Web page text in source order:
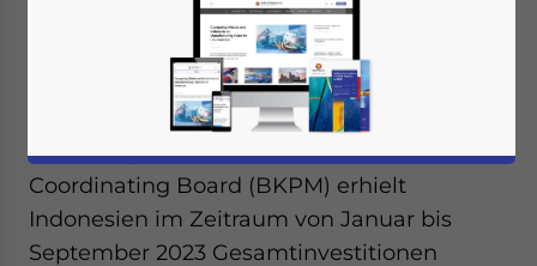
bemerkenswerte Sektoren, die den Großteil
der ausländischen Investitionen anziehen.
Nach Angaben des Indonesian Investment
Coordinating Board (BKPM) erhielt
Indonesien im Zeitraum von Januar bis
September 2023 Gesamtinvestitionen